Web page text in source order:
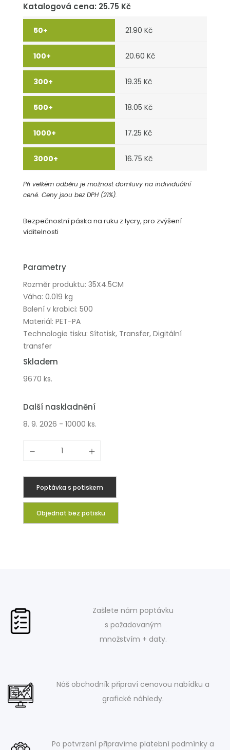
Katalogová cena: 25.75 Kč
21.90 Kč
20.60 Kč
19.35 Kč
18.05 Kč
17.25 Kč
16.75 Kč
Při velkém odběru je možnost domluvy na individuální
ceně. Ceny jsou bez DPH (21%).
Bezpečnostní páska na ruku z lycry, pro zvýšení
viditelnosti
Parametry
Rozměr produktu: 35X4.5CM
Váha: 0.019 kg
Balení v krabici: 500
Materiál: PET-PA
Technologie tisku: Sítotisk, Transfer, Digitální
transfer
Skladem
9670 ks.
Další naskladnění
8. 9. 2026 - 10000 ks.
Poptávka s potiskem
Objednat bez potisku
Zašlete nám poptávku
s požadovaným
množstvím + daty.
Náš obchodník připraví cenovou nabídku a
grafické náhledy.
Po potvrzení připravíme platební podmínky a